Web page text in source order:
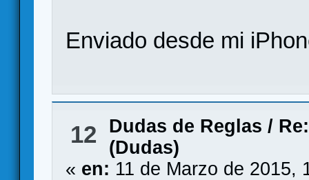
Enviado desde mi
12 Dudas de Reglas /
(Dudas)
« en: 11 de Marzo de 2015,